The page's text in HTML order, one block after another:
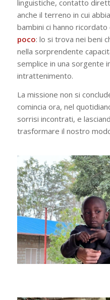
linguistiche, contatto
anche il terreno in cui
bambini ci hanno ricordato
poco: lo si trova nei beni
nella sorprendente
semplice in una sorgente
intrattenimento.
La missione non si
comincia ora, nel
sorrisi incontrati, e
trasformare il nostro